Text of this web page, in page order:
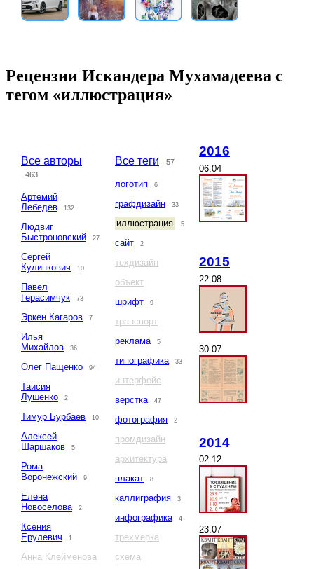
Рецензии Искандера Мухамадеева с
тегом «иллюстрация»
Все авторы
463
Артемий
Лебедев
132
Людвиг
Быстроновский
27
Сергей
Кулинкович
10
Павел
Герасимчук
73
Эркен Кагаров 7
Илья
Михайлов
36
Олег Пащенко 94
Таисия
Лушенко
2
Тимур Бурбаев 10
Алексей
Шаршаков
5
Рома
Воронежский
9
Елена
Новоселова
2
Ксения
Ерулевич
1
Анна Клейменова
Все теги 57
логотип 6
графдизайн 33
иллюстрация 5
сайт 2
техдизайн
объект
шрифт
9
транспорт
реклама
5
типографика 33
интерфейс
верстка
47
фотография 2
промдизайн
архитектура
плакат
8
каллиграфия 3
инфографика 4
трехмерка
схема
2016
06.04
2015
22.08
30.07
2014
02.12
23.07